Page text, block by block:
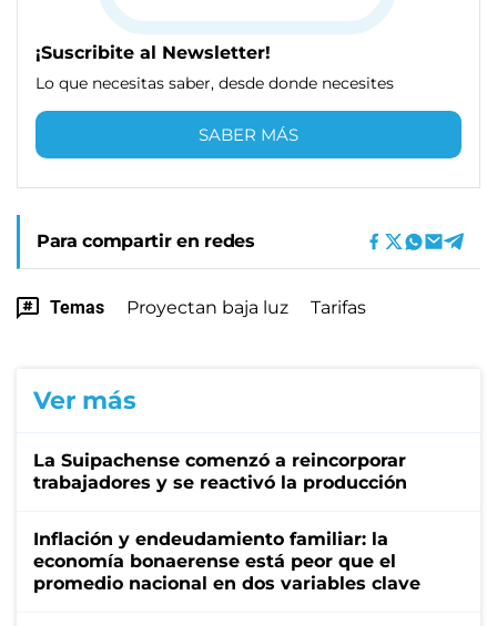
¡Suscribite al Newsletter!
Lo que necesitas saber, desde donde necesites
SABER MÁS
Para compartir en redes
Temas Proyectan baja luz Tarifas
Ver más
La Suipachense comenzó a reincorporar
trabajadores y se reactivó la producción
Inflación y endeudamiento familiar: la
economía bonaerense está peor que el
promedio nacional en dos variables clave